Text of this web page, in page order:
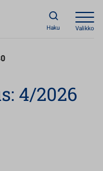
Haku Valikko
4/2026